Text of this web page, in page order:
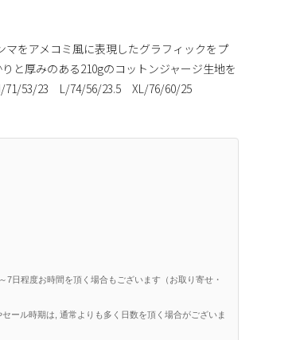
をアメコミ風に表現したグラフィックをプ
と厚みのある210gのコットンジャージ生地を
23 L/74/56/23.5 XL/76/60/25
日程度お時間を頂く場合もございます（お取り寄せ・
ール時期は, 通常よりも多く日数を頂く場合がございま